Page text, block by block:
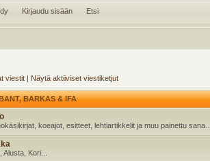
Kirjaudu sisään Etsi
viestit | Näytä aktiiviset viestiketjut
BARKAS & IFA
koeajot, esitteet, lehtiartikkelit ja muu painettu sana…
Alusta, Kori...